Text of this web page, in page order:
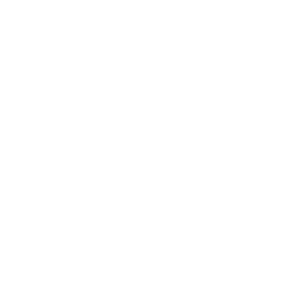
gid=995